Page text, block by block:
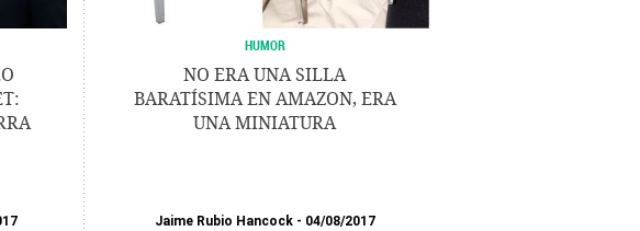
HUMOR
NO ERA UNA SILLA
BARATÍSIMA EN AMAZON, ERA
UNA MINIATURA
Jaime Rubio Hancock 04/08/2017